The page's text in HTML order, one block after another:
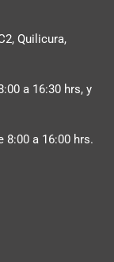
Quilicura,
a 16:30 hrs, y
8:00 a 16:00 hrs.